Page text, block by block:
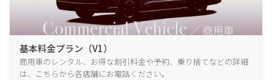
基本料金プラン（V1）
商用車のレンタル、お得な割引料金や予約、乗り捨てなどの詳細
は、こちらから各店舗にお電話ください。